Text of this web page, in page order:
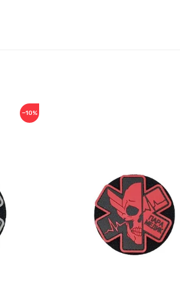
−10%